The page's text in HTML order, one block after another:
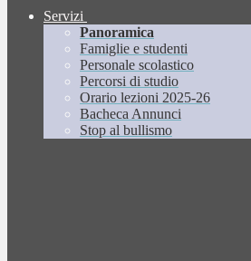
Servizi
Panoramica
Famiglie e studenti
Personale scolastico
Percorsi di studio
Orario lezioni 2025-26
Bacheca Annunci
Stop al bullismo